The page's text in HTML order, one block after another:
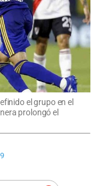
el grupo en el
prolongó el